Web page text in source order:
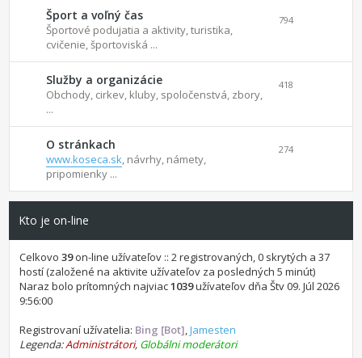
Šport a voľný čas
Športové podujatia a aktivity, turistika,
cvičenie, športoviská ...
794
Služby a organizácie
Obchody, cirkev, kluby, spoločenstvá, zbory,
...
418
O stránkach
www.koseca.sk, návrhy, námety,
pripomienky ...
274
Kto je on-line
Celkovo39on-line užívateľov :: 2 registrovaných, 0 skrytých a 37
hostí (založené na aktivite užívateľov za posledných 5 minút)
Naraz bolo prítomných najviac1039užívateľov dňa Štv 09. Júl 2026
9:56:00
Registrovaní užívatelia: Bing [Bot],Jamesten
Legenda:Administrátori, Globálni moderátori